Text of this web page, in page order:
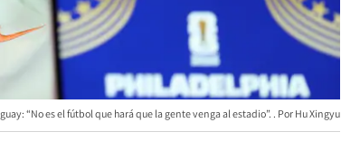
“No es el fútbol que hará que la gente venga al estadio”. Hu Xingyu